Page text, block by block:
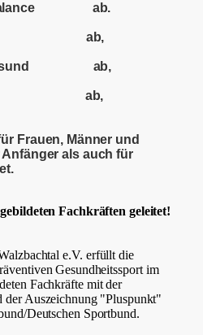
Balance ab.
ab,
Gesund ab,
ab,
Frauen, Männer und
als auch für
Fachkräften geleitet!
e.V. erfüllt die
Gesundheitssport im
Fachkräfte mit der
Auszeichnung "Pluspunkt"
Deutschen Sportbund.